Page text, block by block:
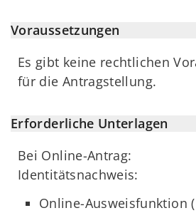
Voraussetzungen
Es gibt keine rechtlichen
für die Antragstellung.
Erforderliche Unterlagen
Bei Online-Antrag:
Identitätsnachweis:
Online-Ausweisfunktion